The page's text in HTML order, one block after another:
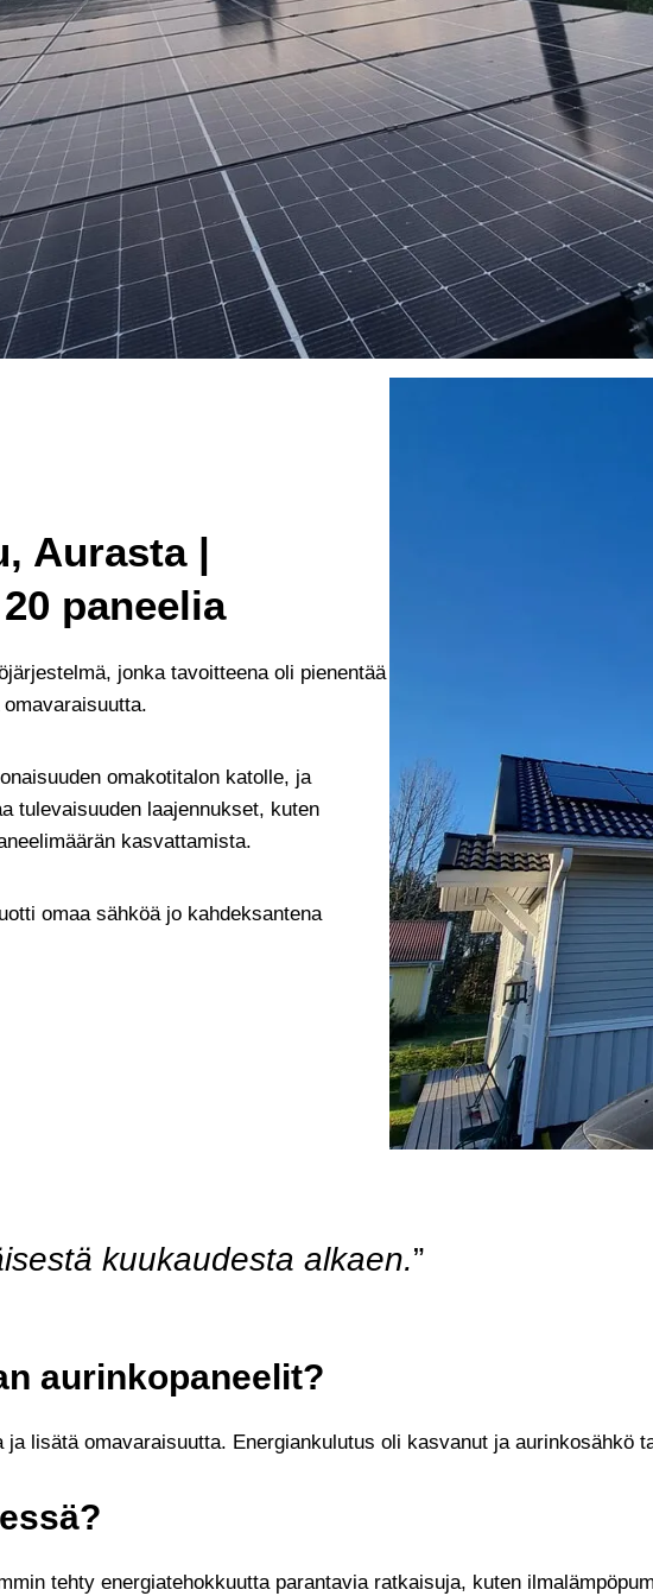
Aurasta |
paneelia
jonka tavoitteena oli pienentää
omakotitalon katolle, ja
tulevaisuuden laajennukset, kuten
kasvattamista.
omaa sähköä jo kahdeksantena
kuukaudesta alkaen.”
aurinkopaneelit?
ja lisätä omavaraisuutta. Energiankulutus oli kasvanut ja
tehty energiatehokkuutta parantavia ratkaisuja, kuten